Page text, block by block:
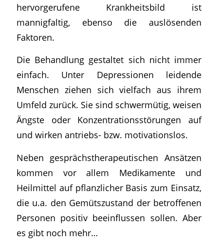
hervorgerufene Krankheitsbild ist
mannigfaltig, ebenso die auslösenden
Faktoren.
Die Behandlung gestaltet sich nicht immer
einfach. Unter Depressionen leidende
Menschen ziehen sich vielfach aus ihrem
Umfeld zurück. Sie sind schwermütig, weisen
Ängste oder Konzentrationsstörungen auf
und wirken antriebs- bzw. motivationslos.
Neben gesprächstherapeutischen Ansätzen
kommen vor allem Medikamente und
Heilmittel auf pflanzlicher Basis zum Einsatz,
die u.a. den Gemütszustand der betroffenen
Personen positiv beeinflussen sollen. Aber
es gibt noch mehr…